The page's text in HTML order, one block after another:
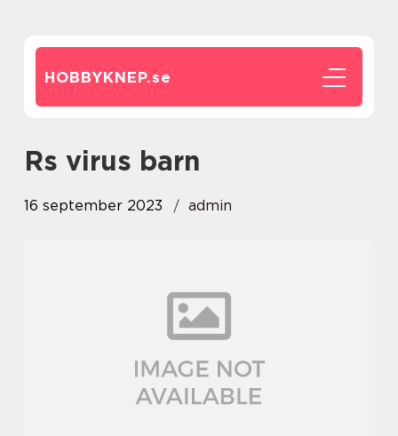
HOBBYKNEP.se
rs virus barn
16 september 2023 admin